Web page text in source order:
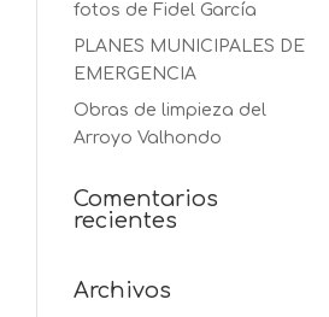
fotos de Fidel García
PLANES MUNICIPALES DE
EMERGENCIA
Obras de limpieza del
Arroyo Valhondo
Comentarios
recientes
Archivos